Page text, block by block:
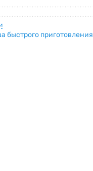
быстрого приготовления